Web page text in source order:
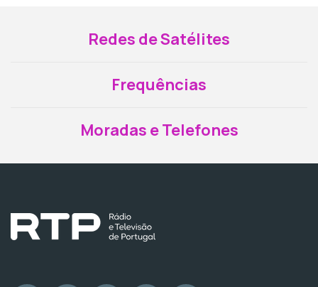
Redes de Satélites
Frequências
Moradas e Telefones